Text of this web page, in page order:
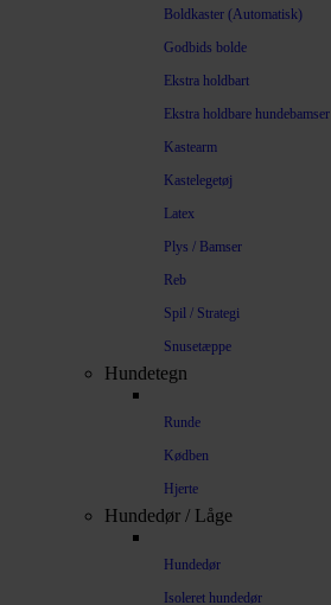
Boldkaster (Automatisk)
Godbids bolde
Ekstra holdbart
Ekstra holdbare hundebamser
Kastearm
Kastelegetøj
Latex
Plys / Bamser
Reb
Spil / Strategi
Snusetæppe
Hundetegn
Runde
Kødben
Hjerte
Hundedør / Låge
Hundedør
Isoleret hundedør